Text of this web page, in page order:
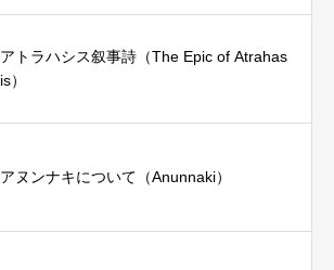
アトラハシス叙事詩（The Epic of Atrahas
is）
アヌンナキについて（Anunnaki）